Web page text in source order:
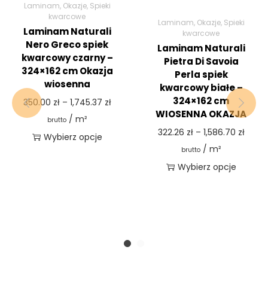
Laminam, Okazje, Spieki
kwarcowe
Laminam Naturali
Nero Greco spiek
kwarcowy czarny –
324×162 cm Okazja
wiosenna
350.00 zł – 1,745.37 zł
brutto/ m²
Wybierz opcje
Laminam, Okazje, Spieki
kwarcowe
Laminam Naturali
Pietra Di Savoia
Perla spiek
kwarcowy białe –
324×162 cm
WIOSENNA OKAZJA
322.26 zł – 1,586.70 zł
brutto/ m²
Wybierz opcje